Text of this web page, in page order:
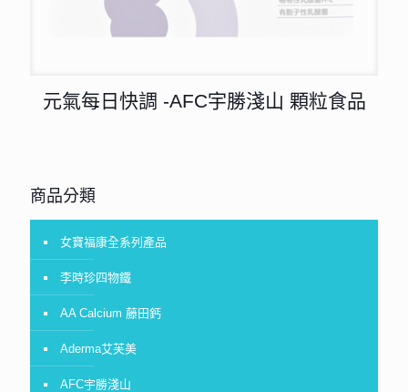
元氣每日快調 -AFC宇勝淺山 顆粒食品
商品分類
女寶福康全系列產品
李時珍四物鐵
AA Calcium 藤田鈣
Aderma艾芙美
AFC宇勝淺山